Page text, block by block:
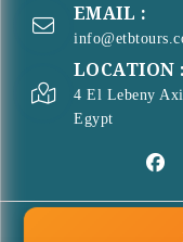
EMAIL :
LOCATION :
4 El Lebeny
Egypt